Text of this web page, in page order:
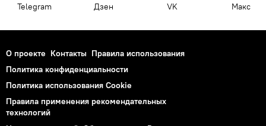
Telegram Дзен VK Макс
О проекте Контакты Правила использования
Политика конфиденциальности
Политика использования Cookie
Правила применения рекомендательных
технологий